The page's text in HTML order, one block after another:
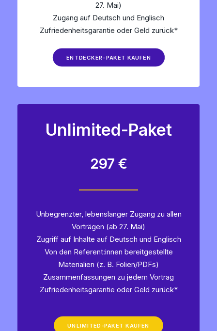
27. Mai)
Zugang auf Deutsch und Englisch
Zufriedenheitsgarantie oder Geld zurück*
ENTDECKER-PAKET KAUFEN
Unlimited-Paket
297 €
Unbegrenzter, lebenslanger Zugang zu allen
Vorträgen (ab 27. Mai)
Zugriff auf Inhalte auf Deutsch und Englisch
Von den Referent:innen bereitgestellte
Materialien (z. B. Folien/PDFs)
Zusammenfassungen zu jedem Vortrag
Zufriedenheitsgarantie oder Geld zurück*
UNLIMITED-PAKET KAUFEN